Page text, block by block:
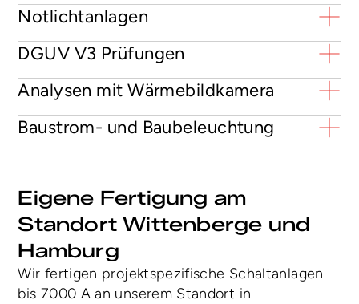
Notlichtanlagen
DGUV V3 Prüfungen
Analysen mit Wärmebildkamera
Baustrom- und Baubeleuchtung
Eigene Fertigung am
Standort Wittenberge und
Hamburg
Wir fertigen projektspezifische Schaltanlagen
bis 7000 A an unserem Standort in